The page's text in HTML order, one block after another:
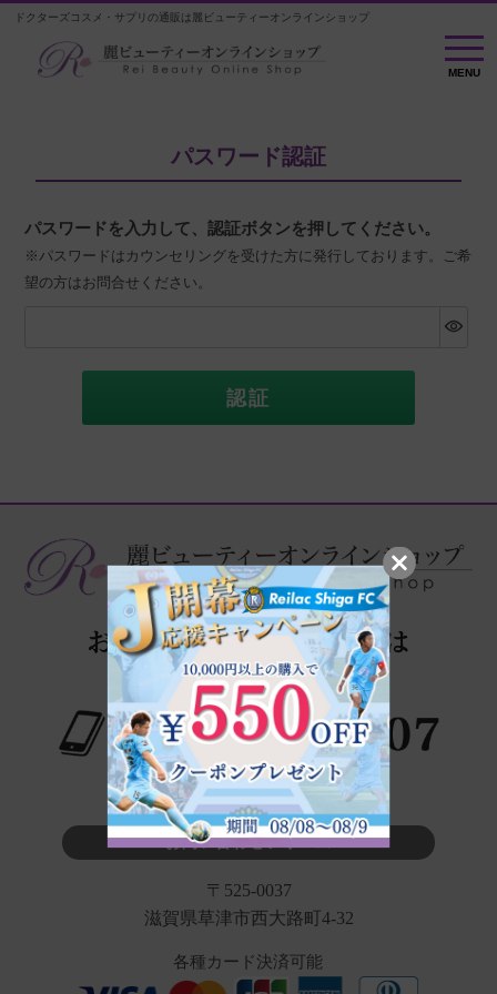
ドクターズコスメ・サプリの通販は麗ビューティーオンラインショップ
MENU
MENU
パスワード認証
パスワードを入力して、認証ボタンを押してください。
※パスワードはカウンセリングを受けた方に発行しております。ご希
望の方はお問合せください。
認証
※タップでお電話が繋がります
お問い合わせフォーム
〒525-0037
滋賀県草津市西大路町4-32
各種カード決済可能